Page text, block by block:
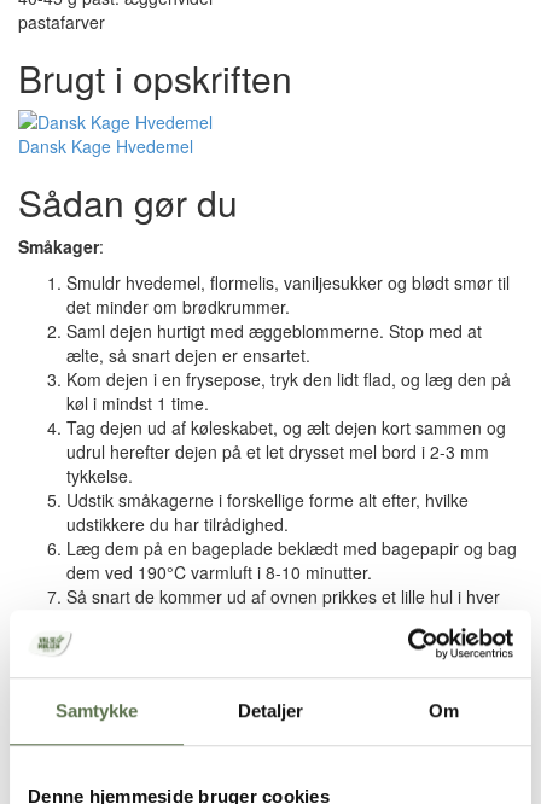
Samtykke Detaljer Om
Denne hjemmeside bruger cookies
pastafarver
Brugt i opskriften
Dansk Kage Hvedemel
Sådan gør du
Småkager:
Smuldr hvedemel, flormelis, vaniljesukker og blødt smør til
det minder om brødkrummer.
Saml dejen hurtigt med æggeblommerne. Stop med at
ælte, så snart dejen er ensartet.
Kom dejen i en frysepose, tryk den lidt flad, og læg den på
køl i mindst 1 time.
Tag dejen ud af køleskabet, og ælt dejen kort sammen og
udrul herefter dejen på et let drysset mel bord i 2-3 mm
tykkelse.
Udstik småkagerne i forskellige forme alt efter, hvilke
udstikkere du har tilrådighed.
Læg dem på en bageplade beklædt med bagepapir og bag
dem ved 190°C varmluft i 8-10 minutter.
Så snart de kommer ud af ovnen prikkes et lille hul i hver
igennem dem.
Glasur:
Pisk flormelis og æggehvider til en sej og fast glasur.
Pisk gerne med en elpisker.